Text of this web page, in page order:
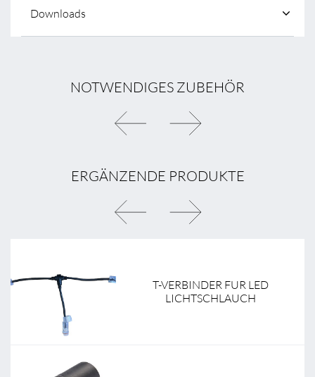
Downloads
NOTWENDIGES ZUBEHÖR
ERGÄNZENDE PRODUKTE
T-VERBINDER FUR LED
LICHTSCHLAUCH